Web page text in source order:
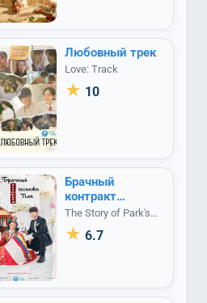
Любовный трек
Love: Track
★ 10
Брачный
контракт
госпожи Пак /
История вдовы
Пак
The Story of Park's
Marriage Contract
★ 6.7